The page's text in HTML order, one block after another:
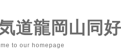
道龍岡山同
to our homepage